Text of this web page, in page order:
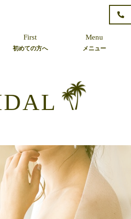
First
初めての方へ
Menu
メニュー
Dress Up
Skin Care